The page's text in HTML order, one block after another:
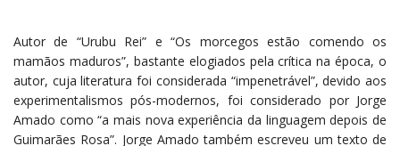
Autor de “Urubu Rei” e “Os morcegos estão comendo os
mamãos maduros”, bastante elogiados pela crítica na época, o
autor, cuja literatura foi considerada “impenetrável”, devido aos
experimentalismos pós-modernos, foi considerado por Jorge
Amado como “a mais nova experiência da linguagem depois de
Guimarães Rosa”. Jorge Amado também escreveu um texto de